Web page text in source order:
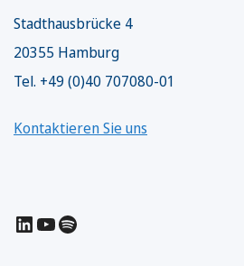
Stadthausbrücke 4
20355 Hamburg
Tel. +49 (0)40 707080-01
Kontaktieren Sie uns
LinkedIn
YouTube
Spotify